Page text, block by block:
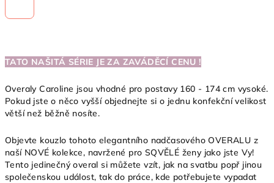
TATO NAŠITÁ SÉRIE JE ZA ZAVÁDĚCÍ CENU !
Overaly Caroline jsou vhodné pro postavy 160 - 174 cm vysoké.
Pokud jste o něco vyšší objednejte si o jednu konfekční velikost
větší než běžně nosíte.
Objevte kouzlo tohoto elegantního nadčasového OVERALU z
naší NOVÉ kolekce, navržené pro SQVĚLÉ ženy jako jste Vy!
Tento jedinečný overal si můžete vzít, jak na svatbu popř jinou
společenskou událost, tak do práce, kde potřebujete vypadat